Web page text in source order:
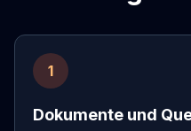
1
Dokumente und